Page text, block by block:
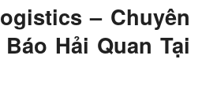
– Chuyên
Hải Quan Tại